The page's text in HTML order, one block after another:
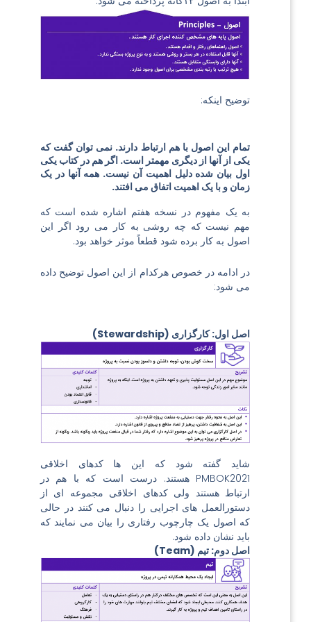
توضیح اینکه:
تمام این اصول با هم ارتباط دارند. نمی توان گفت که
یکی از آنها از دیگری مهمتر است. اگر هم در کتاب یکی
اول بیان شده دلیل اهمیت آن نیست. همه آنها در یک
زمان و با یک اهمیت اتفاق می افتند.
به یک مفهوم در نسخه هفتم اشاره شده است که
مهم نیست که چه روشی به کار می رود اگر این
اصول به کار برده شود قطعاً موثر خواهد بود.
در ادامه در خصوص هرکدام از این اصول توضیح داده
می شود:
اصل اول: کارگزاری (Stewardship)
شاید گفته شود که این ها کدهای اخلاقی
PMBOK2021 هستند. درست است که با هم در
ارتباط هستند ولی کدهای اخلاقی مجموعه ای از
دستورالعمل های اجرایی را دنبال می کنند در حالی
که اصول یک چارچوب رفتاری را بیان می نمایند که
باید نشان داده شود.
اصل دوم: تیم (Team)